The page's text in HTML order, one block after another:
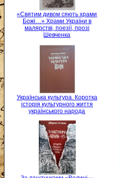
«Святим дивом сяють храми
Божі…» Храми України в
малярстві, поезії, прозі
Шевченка
Українська культура. Коротка
історія культурного життя
українського народа